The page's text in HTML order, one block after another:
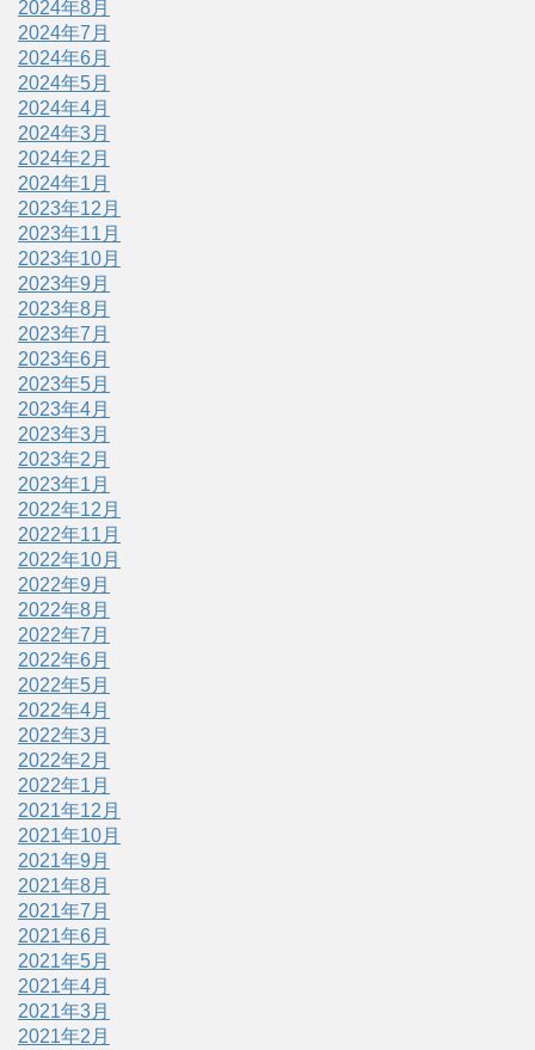
2024年8月
2024年7月
2024年6月
2024年5月
2024年4月
2024年3月
2024年2月
2024年1月
2023年12月
2023年11月
2023年10月
2023年9月
2023年8月
2023年7月
2023年6月
2023年5月
2023年4月
2023年3月
2023年2月
2023年1月
2022年12月
2022年11月
2022年10月
2022年9月
2022年8月
2022年7月
2022年6月
2022年5月
2022年4月
2022年3月
2022年2月
2022年1月
2021年12月
2021年10月
2021年9月
2021年8月
2021年7月
2021年6月
2021年5月
2021年4月
2021年3月
2021年2月